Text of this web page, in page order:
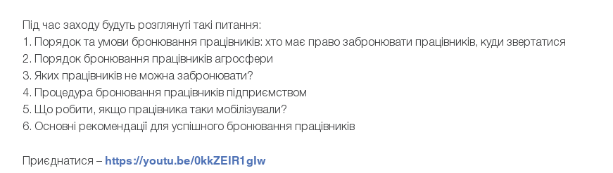
Під час заходу будуть розглянуті такі питання:
1. Порядок та умови бронювання працівників: хто має право забронювати працівників, куди звертатися
2. Порядок бронювання працівників агросфери
3. Яких працівників не можна забронювати?
4. Процедура бронювання працівників підприємством
5. Що робити, якщо працівника таки мобілізували?
6. Основні рекомендації для успішного бронювання працівників
Приєднатися – https://youtu.be/0kkZEIR1gIw